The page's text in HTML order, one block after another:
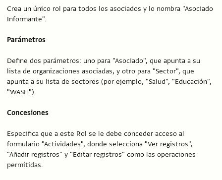
Crea un único rol para todos los asociados y lo nombra "Asociado
Informante".
Parámetros
Define dos parámetros: uno para "Asociado", que apunta a su
lista de organizaciones asociadas, y otro para "Sector", que
apunta a su lista de sectores (por ejemplo, "Salud", "Educación",
"WASH").
Concesiones
Especifica que a este Rol se le debe conceder acceso al
formulario "Actividades", donde selecciona "Ver registros",
"Añadir registros" y "Editar registros" como las operaciones
permitidas.